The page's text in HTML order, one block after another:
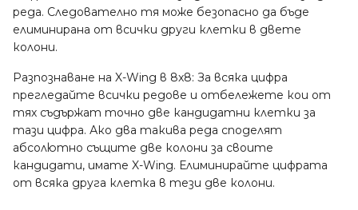
реда. Следователно тя може безопасно да бъде
елиминирана от всички други клетки в двете
колони.
Разпознаване на X-Wing в 8x8: За всяка цифра
прегледайте всички редове и отбележете кои от
тях съдържат точно две кандидатни клетки за
тази цифра. Ако два такива реда споделят
абсолютно същите две колони за своите
кандидати, имате X-Wing. Елиминирайте цифрата
от всяка друга клетка в тези две колони.